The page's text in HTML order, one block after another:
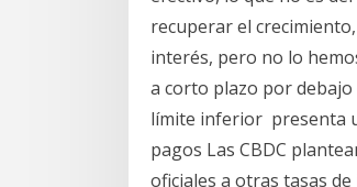
recuperar el
interés, pero no lo
a corto plazo por
límite inferior presenta
pagos Las CBDC
oficiales a otras tasas